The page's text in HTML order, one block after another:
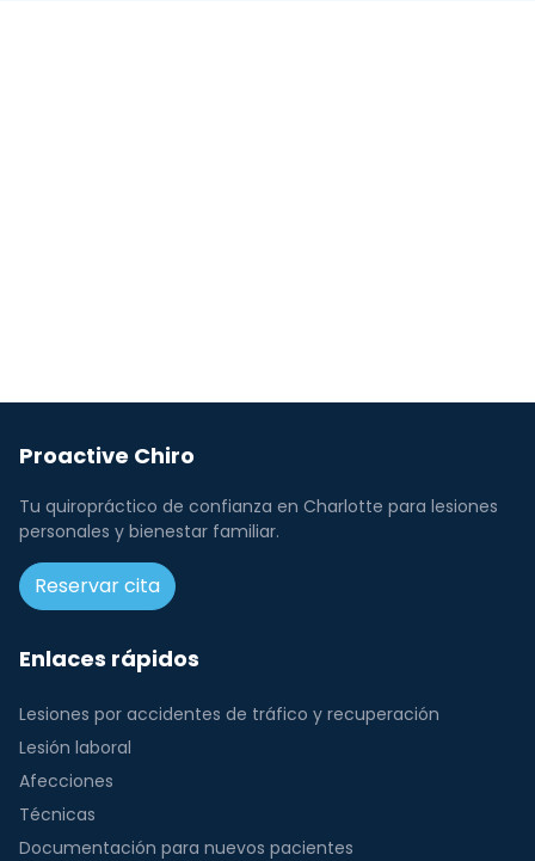
Proactive Chiro
Tu quiropráctico de confianza en Charlotte para lesiones
personales y bienestar familiar.
Reservar cita
Enlaces rápidos
Lesiones por accidentes de tráfico y recuperación
Lesión laboral
Afecciones
Técnicas
Documentación para nuevos pacientes